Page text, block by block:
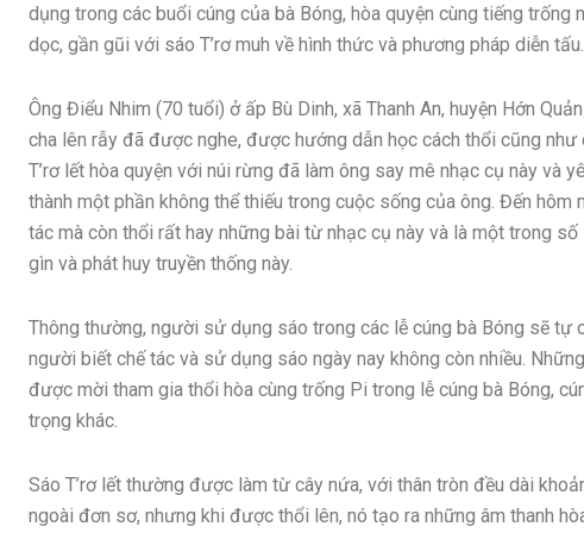
dụng trong các buổi cúng của bà Bóng, hòa quyện cùng tiếng
dọc, gần gũi với sáo T’rơ muh về hình thức và phương pháp diễn tấu.
Ông Điểu Nhim (70 tuổi) ở ấp Bù Dinh, xã Thanh An, huyện Hớn
cha lên rẫy đã được nghe, được hướng dẫn học cách thổi cũng như
T’rơ lết hòa quyện với núi rừng đã làm ông say mê nhạc cụ này và
thành một phần không thể thiếu trong cuộc sống của ông. Đến hôm
tác mà còn thổi rất hay những bài từ nhạc cụ này và là một trong
gìn và phát huy truyền thống này.
Thông thường, người sử dụng sáo trong các lễ cúng bà Bóng sẽ tự
người biết chế tác và sử dụng sáo ngày nay không còn nhiều.
được mời tham gia thổi hòa cùng trống Pi trong lễ cúng bà Bóng,
trọng khác.
Sáo T’rơ lết thường được làm từ cây nứa, với thân tròn đều dài
ngoài đơn sơ, nhưng khi được thổi lên, nó tạo ra những âm thanh